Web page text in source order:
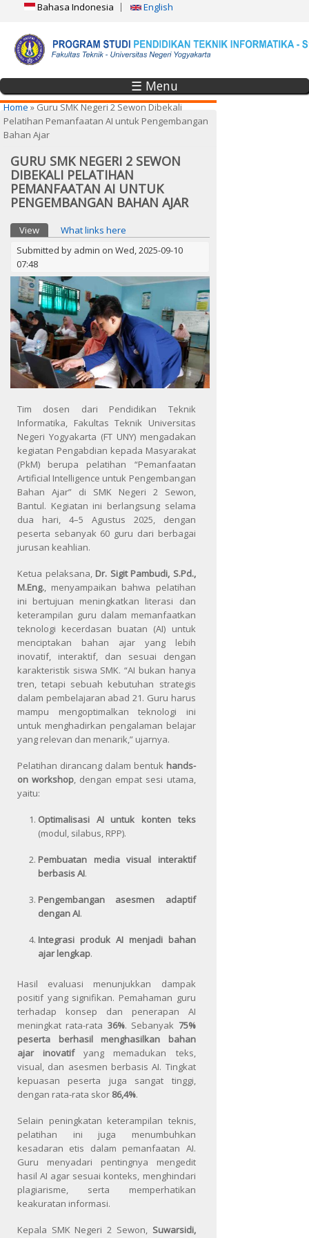
Bahasa Indonesia English
☰ Menu
You are here
Home» Guru SMK Negeri 2 Sewon Dibekali
Pelatihan Pemanfaatan AI untuk Pengembangan
Bahan Ajar
GURU SMK NEGERI 2 SEWON
DIBEKALI PELATIHAN
PEMANFAATAN AI UNTUK
PENGEMBANGAN BAHAN AJAR
Primary tabs
View (active tab)
What links here
Submitted by admin on Wed, 2025-09-10
07:48
Tim dosen dari Pendidikan Teknik
Informatika, Fakultas Teknik Universitas
Negeri Yogyakarta (FT UNY) mengadakan
kegiatan Pengabdian kepada Masyarakat
(PkM) berupa pelatihan “Pemanfaatan
Artificial Intelligence untuk Pengembangan
Bahan Ajar” di SMK Negeri 2 Sewon,
Bantul. Kegiatan ini berlangsung selama
dua hari, 4–5 Agustus 2025, dengan
peserta sebanyak 60 guru dari berbagai
jurusan keahlian.
Ketua pelaksana, Dr. Sigit Pambudi, S.Pd.,
M.Eng., menyampaikan bahwa pelatihan
ini bertujuan meningkatkan literasi dan
keterampilan guru dalam memanfaatkan
teknologi kecerdasan buatan (AI) untuk
menciptakan bahan ajar yang lebih
inovatif, interaktif, dan sesuai dengan
karakteristik siswa SMK. “AI bukan hanya
tren, tetapi sebuah kebutuhan strategis
dalam pembelajaran abad 21. Guru harus
mampu mengoptimalkan teknologi ini
untuk menghadirkan pengalaman belajar
yang relevan dan menarik,” ujarnya.
Pelatihan dirancang dalam bentuk hands-
on workshop, dengan empat sesi utama,
yaitu:
Optimalisasi AI untuk konten teks
(modul, silabus, RPP).
Pembuatan media visual interaktif
berbasis AI.
Pengembangan asesmen adaptif
dengan AI.
Integrasi produk AI menjadi bahan
ajar lengkap.
Hasil evaluasi menunjukkan dampak
positif yang signifikan. Pemahaman guru
terhadap konsep dan penerapan AI
meningkat rata-rata 36%. Sebanyak 75%
peserta berhasil menghasilkan bahan
ajar inovatifyang memadukan teks,
visual, dan asesmen berbasis AI. Tingkat
kepuasan peserta juga sangat tinggi,
dengan rata-rata skor 86,4%.
Selain peningkatan keterampilan teknis,
pelatihan ini juga menumbuhkan
kesadaran etis dalam pemanfaatan AI.
Guru menyadari pentingnya mengedit
hasil AI agar sesuai konteks, menghindari
plagiarisme, serta memperhatikan
keakuratan informasi.
Kepala SMK Negeri 2 Sewon, Suwarsidi,